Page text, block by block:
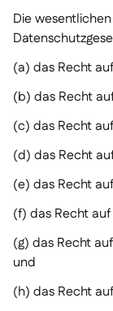
Die
(a) das Recht
(b) das Recht
(c) das Recht
(d) das Recht
(e) das Recht
(f) das Recht
(g) das Recht
und
(h) das Recht